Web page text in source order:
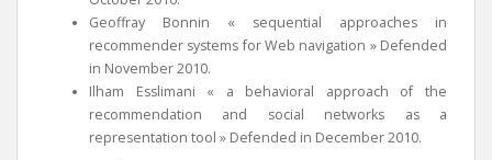
Geoffray Bonnin « sequential approaches in
recommender systems for Web navigation » Defended
in November 2010.
Ilham Esslimani « a behavioral approach of the
recommendation and social networks as a
representation tool » Defended in December 2010.